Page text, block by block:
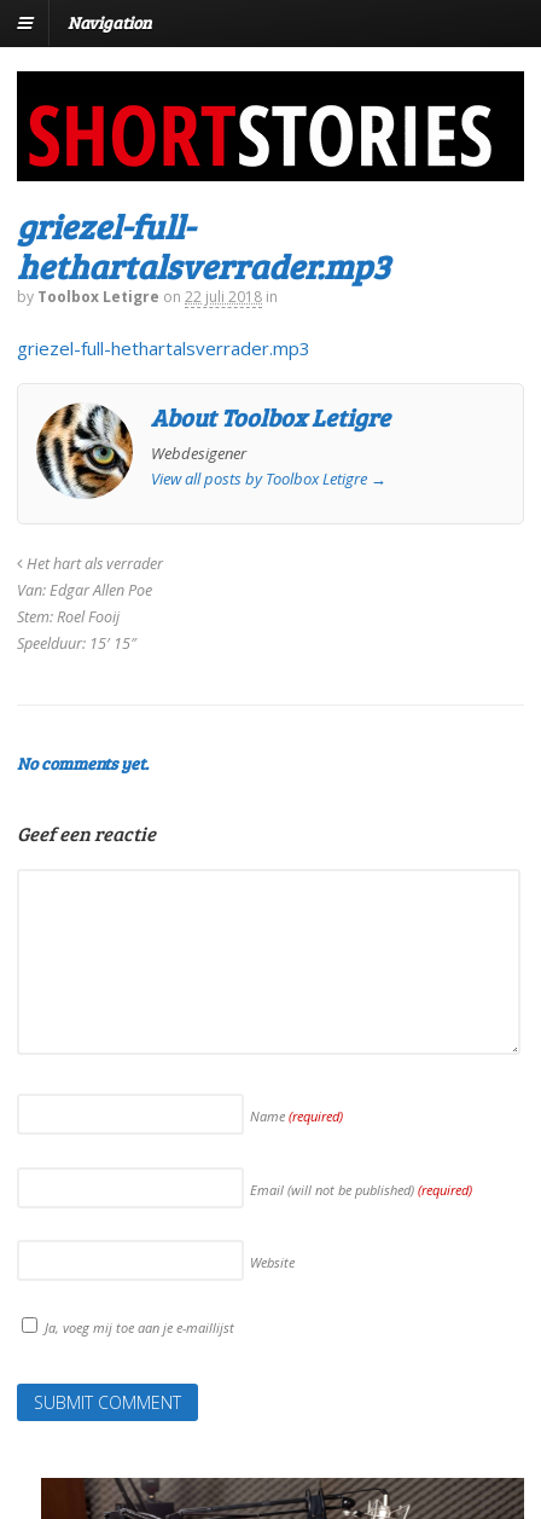
Navigation
griezel-full-
hethartalsverrader.mp3
by Toolbox Letigre on 22 juli 2018 in
griezel-full-hethartalsverrader.mp3
About Toolbox Letigre
Webdesigener
View all posts by Toolbox Letigre →
Het hart als verrader
Van: Edgar Allen Poe
Stem: Roel Fooij
Speelduur: 15′ 15″
No comments yet.
Geef een reactie
Name (required)
Email (will not be published) (required)
Website
Ja, voeg mij toe aan je e-maillijst